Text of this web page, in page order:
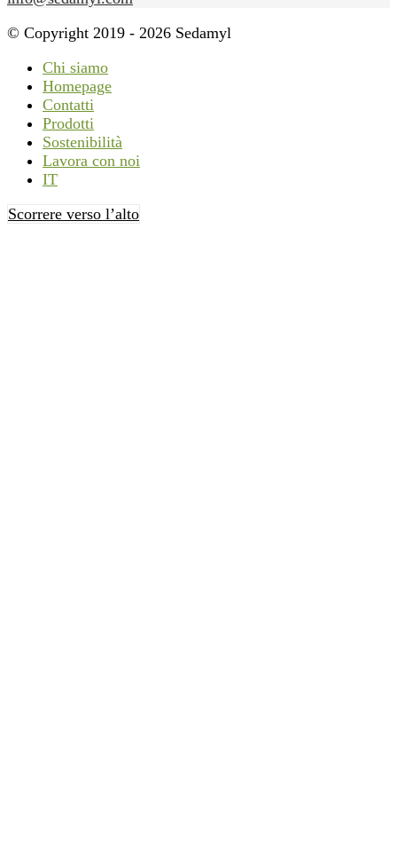
© Copyright 2019 - 2026 Sedamyl
Chi siamo
Homepage
Contatti
Prodotti
Sostenibilità
Lavora con noi
IT
Scorrere verso l’alto